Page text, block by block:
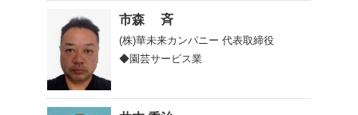
市森 斉
(株)華未来カンパニー 代表取締役
◆園芸サービス業